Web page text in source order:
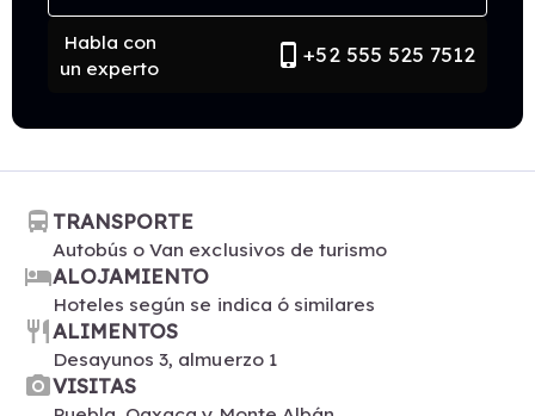
Habla con
un experto
phone_iphone+52 555 525 7512
directions_bus TRANSPORTE
Autobús o Van exclusivos de turismo
hotelALOJAMIENTO
Hoteles según se indica ó similares
restaurant ALIMENTOS
Desayunos 3, almuerzo 1
photo_cameraVISITAS